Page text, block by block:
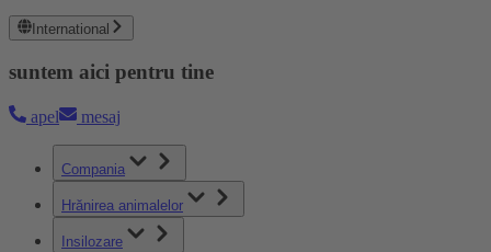
International
suntem aici pentru tine
apel mesaj
Compania
Hrănirea animalelor
Insilozare